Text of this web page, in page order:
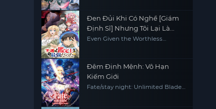
Đen Đủi Khi Có Nghề [Giám
Định Sĩ] Nhưng Tôi Lại Là
Người Mạnh Nhất
Even Given the Worthless
Đêm Định Mệnh: Vô Hạn
Kiếm Giới
Fate/stay night: Unlimited Blade